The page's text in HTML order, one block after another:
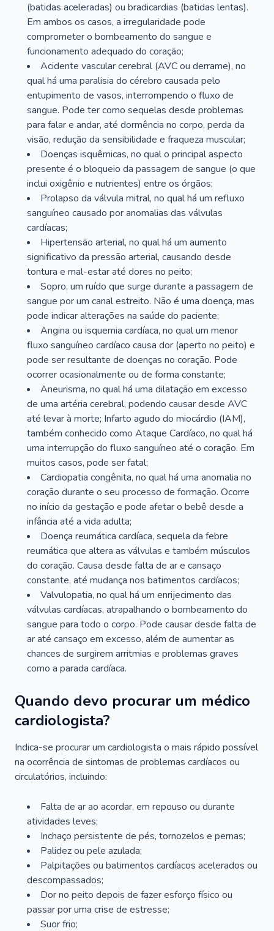
(batidas aceleradas) ou bradicardias (batidas lentas).
Em ambos os casos, a irregularidade pode
comprometer o bombeamento do sangue e
funcionamento adequado do coração;
Acidente vascular cerebral (AVC ou derrame), no
qual há uma paralisia do cérebro causada pelo
entupimento de vasos, interrompendo o fluxo de
sangue. Pode ter como sequelas desde problemas
para falar e andar, até dormência no corpo, perda da
visão, redução da sensibilidade e fraqueza muscular;
Doenças isquêmicas, no qual o principal aspecto
presente é o bloqueio da passagem de sangue (o que
inclui oxigênio e nutrientes) entre os órgãos;
Prolapso da válvula mitral, no qual há um refluxo
sanguíneo causado por anomalias das válvulas
cardíacas;
Hipertensão arterial, no qual há um aumento
significativo da pressão arterial, causando desde
tontura e mal-estar até dores no peito;
Sopro, um ruído que surge durante a passagem de
sangue por um canal estreito. Não é uma doença, mas
pode indicar alterações na saúde do paciente;
Angina ou isquemia cardíaca, no qual um menor
fluxo sanguíneo cardíaco causa dor (aperto no peito) e
pode ser resultante de doenças no coração. Pode
ocorrer ocasionalmente ou de forma constante;
Aneurisma, no qual há uma dilatação em excesso
de uma artéria cerebral, podendo causar desde AVC
até levar à morte; Infarto agudo do miocárdio (IAM),
também conhecido como Ataque Cardíaco, no qual há
uma interrupção do fluxo sanguíneo até o coração. Em
muitos casos, pode ser fatal;
Cardiopatia congênita, no qual há uma anomalia no
coração durante o seu processo de formação. Ocorre
no início da gestação e pode afetar o bebê desde a
infância até a vida adulta;
Doença reumática cardíaca, sequela da febre
reumática que altera as válvulas e também músculos
do coração. Causa desde falta de ar e cansaço
constante, até mudança nos batimentos cardíacos;
Valvulopatia, no qual há um enrijecimento das
válvulas cardíacas, atrapalhando o bombeamento do
sangue para todo o corpo. Pode causar desde falta de
ar até cansaço em excesso, além de aumentar as
chances de surgirem arritmias e problemas graves
como a parada cardíaca.
Quando devo procurar um médico
cardiologista?
Indica-se procurar um cardiologista o mais rápido possível
na ocorrência de sintomas de problemas cardíacos ou
circulatórios, incluindo:
Falta de ar ao acordar, em repouso ou durante
atividades leves;
Inchaço persistente de pés, tornozelos e pernas;
Palidez ou pele azulada;
Palpitações ou batimentos cardíacos acelerados ou
descompassados;
Dor no peito depois de fazer esforço físico ou
passar por uma crise de estresse;
Suor frio;